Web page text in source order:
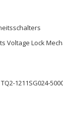
Voltage Lock
1211SG024-